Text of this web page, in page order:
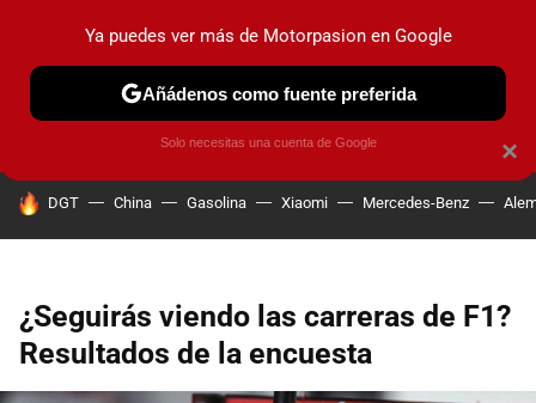
PRUEBAS COCHES ELÉCTRICOS OBSERVATORIO
HOY SE HABLA DE
DGT China Gasolina Xiaomi Mercedes-Benz
¿Seguirás viendo las carreras de F1?
Resultados de la encuesta
×
Ya puedes ver más de Motorpasion en Google
Añádenos como fuente preferida
Solo necesitas una cuenta de Google